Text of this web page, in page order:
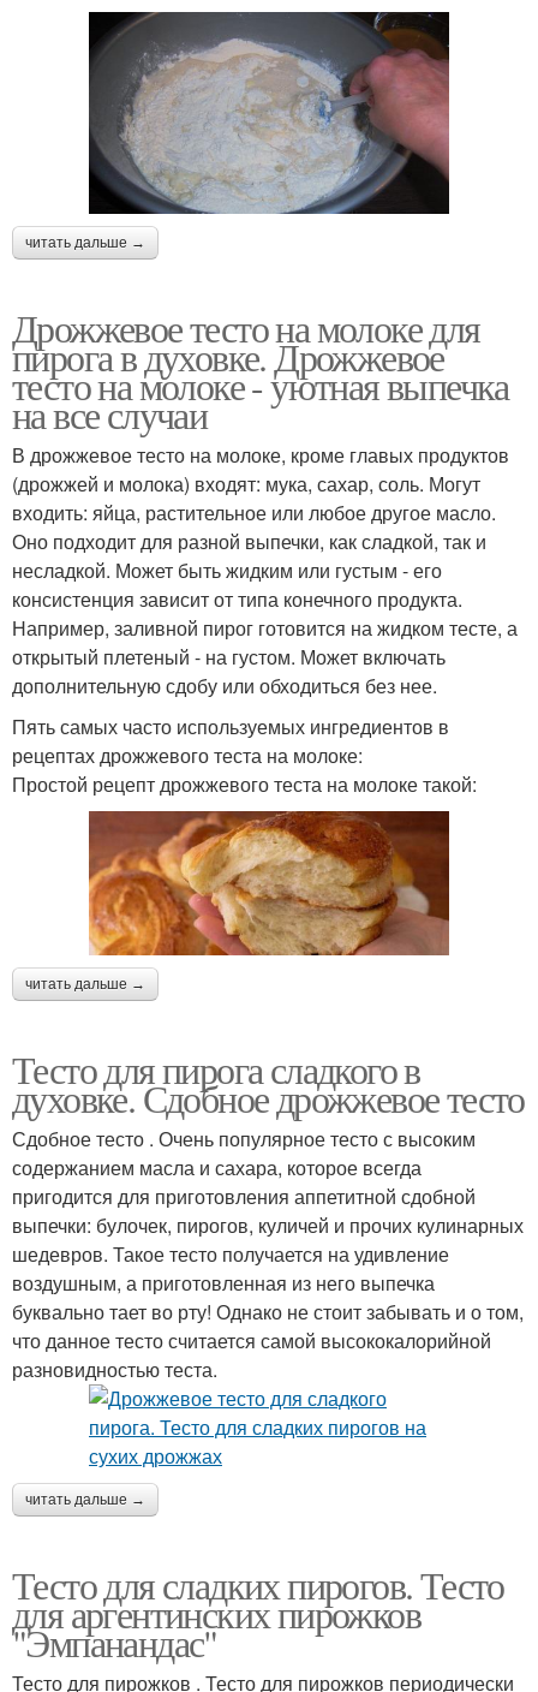
читать дальше →
Дрожжевое тесто на молоке для
пирога в духовке. Дрожжевое
тесто на молоке - уютная выпечка
на все случаи
В дрожжевое тесто на молоке, кроме главых продуктов
(дрожжей и молока) входят: мука, сахар, соль. Могут
входить: яйца, растительное или любое другое масло.
Оно подходит для разной выпечки, как сладкой, так и
несладкой. Может быть жидким или густым - его
консистенция зависит от типа конечного продукта.
Например, заливной пирог готовится на жидком тесте, а
открытый плетеный - на густом. Может включать
дополнительную сдобу или обходиться без нее.
Пять самых часто используемых ингредиентов в
рецептах дрожжевого теста на молоке:
Простой рецепт дрожжевого теста на молоке такой:
читать дальше →
Тесто для пирога сладкого в
духовке. Сдобное дрожжевое тесто
Сдобное тесто . Очень популярное тесто с высоким
содержанием масла и сахара, которое всегда
пригодится для приготовления аппетитной сдобной
выпечки: булочек, пирогов, куличей и прочих кулинарных
шедевров. Такое тесто получается на удивление
воздушным, а приготовленная из него выпечка
буквально тает во рту! Однако не стоит забывать и о том,
что данное тесто считается самой высококалорийной
разновидностью теста.
читать дальше →
Тесто для сладких пирогов. Тесто
для аргентинских пирожков
"Эмпанандас"
Тесто для пирожков . Тесто для пирожков периодически